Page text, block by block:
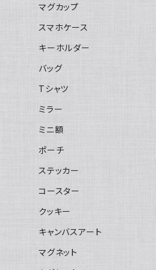
マグカップ
スマホケース
キーホルダー
バッグ
Tシャツ
ミラー
ミニ額
ポーチ
ステッカー
コースター
クッキー
キャンバスアート
マグネット